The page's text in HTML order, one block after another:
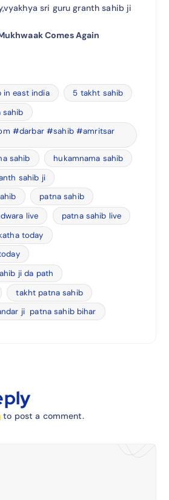
sri guru granth sahib ji
Comes Again
in east india
5 takht sahib
sahib
#darbar #sahib #amritsar
sahib
hukamnama sahib
sahib ji
patna sahib
live
patna sahib live
today
ji da path
takht patna sahib
ji patna sahib bihar
to post a comment.